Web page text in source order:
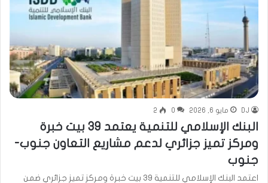
DJ مايو 6, 2026 0
2
البنك الإسلامي للتنمية يعتمد 39 بيت خبرة
ومركز تميز جزائري لدعم مشاريع التعاون جنوب-
جنوب
اعتمد البنك الإسلامي للتنمية 39 بيت خبرة ومركز تميز جزائري ضمن